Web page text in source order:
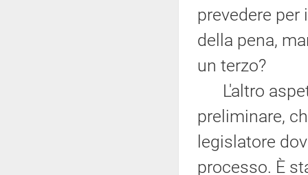
prevedere
della pena,
un terzo?
L'altro
preliminare,
legislatore
processo. È